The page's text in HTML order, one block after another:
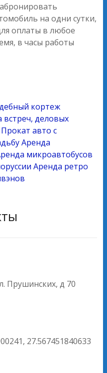
на одни сутки,
оплаты в любое
в часы работы
кортеж
встреч, деловых
Прокат авто с
Аренда
микроавтобусов
Аренда ретро
Прушинских, д 70
27.567451840633